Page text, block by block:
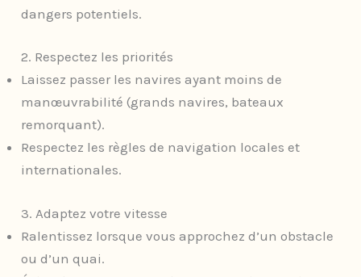
dangers potentiels.
2. Respectez les priorités
Laissez passer les navires ayant moins de
manœuvrabilité (grands navires, bateaux
remorquant).
Respectez les règles de navigation locales et
internationales.
3. Adaptez votre vitesse
Ralentissez lorsque vous approchez d’un obstacle
ou d’un quai.